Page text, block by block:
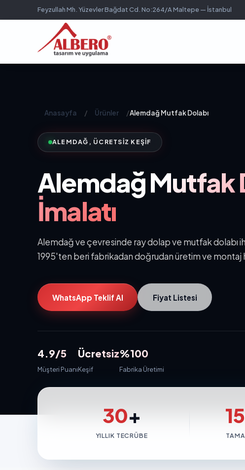
Feyzullah Mh. Yüzevler Bağdat Cd. No:264/A Maltepe — İstanbul
Anasayfa / Ürünler /Alemdağ Mutfak Dolabı
ALEMDAĞ, ÜCRETSIZ KEŞIF
AlemdağMutfak
İmalatı
Alemdağ ve çevresinde ray dolap ve mutfak dolabı
1995'ten beri fabrikadan doğrudan üretim ve montaj
WhatsApp Teklif Al Fiyat Listesi
4.9/5
Müşteri Puanı
Ücretsiz
Keşif
%100
Fabrika Üretimi
30+
YILLIK TECRÜBE